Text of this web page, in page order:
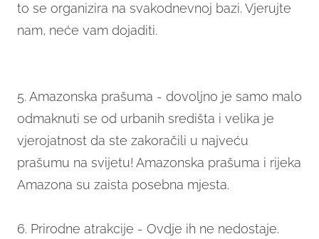
to se organizira na svakodnevnoj bazi. Vjerujte
nam, neće vam dojaditi.
5. Amazonska prašuma - dovoljno je samo malo
odmaknuti se od urbanih središta i velika je
vjerojatnost da ste zakoračili u najveću
prašumu na svijetu! Amazonska prašuma i rijeka
Amazona su zaista posebna mjesta.
6. Prirodne atrakcije - Ovdje ih ne nedostaje.